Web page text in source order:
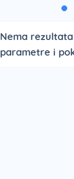
Nema
parametre i